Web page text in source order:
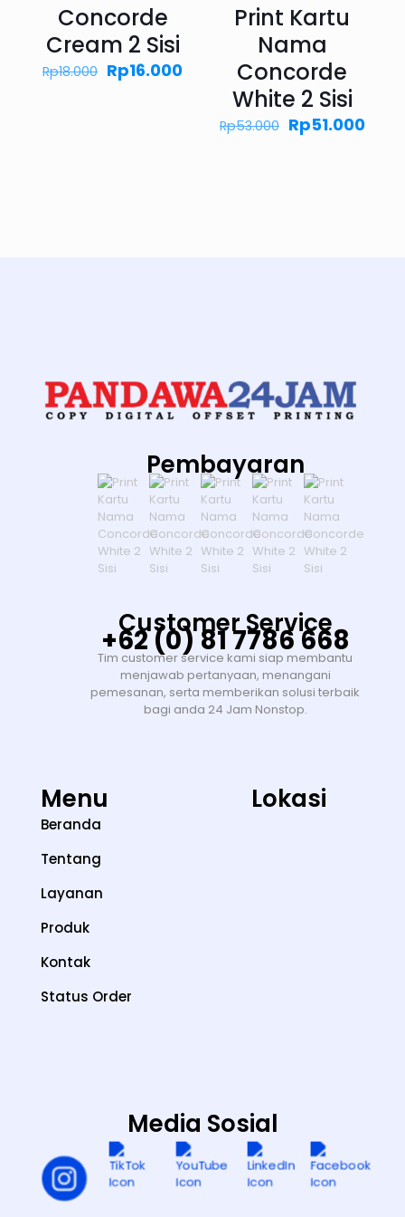
Concorde
Cream 2 Sisi
Rp18.000 Harga
aslinya
Rp16.000Harga
adalah:
Rp16.000.
Print Kartu
Nama
Concorde
White 2 Sisi
Rp53.000 Harga
aslinya
Rp51.000
Pembayaran
Customer Service
+62 (0) 81 7786 668
Tim customer service kami siap membantu
menjawab pertanyaan, menangani
pemesanan, serta memberikan solusi terbaik
bagi anda 24 Jam Nonstop.
Menu
Beranda
Tentang
Layanan
Produk
Kontak
Status Order
Lokasi
Media Sosial